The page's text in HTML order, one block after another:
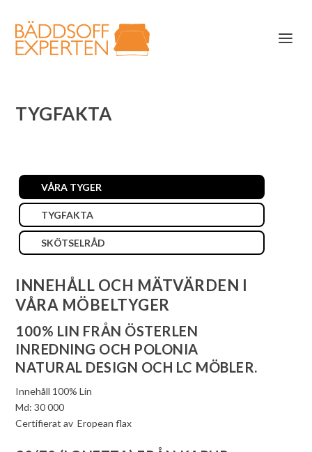
TYGFAKTA
VÅRA TYGER
TYGFAKTA
SKÖTSELRÅD
INNEHÅLL OCH MÄTVÄRDEN I
VÅRA MÖBELTYGER
100% LIN FRÅN ÖSTERLEN
INREDNING OCH POLONIA
NATURAL DESIGN OCH LC MÖBLER.
Innehåll 100% Lin
Md: 30 000
Certifierat av Eropean flax